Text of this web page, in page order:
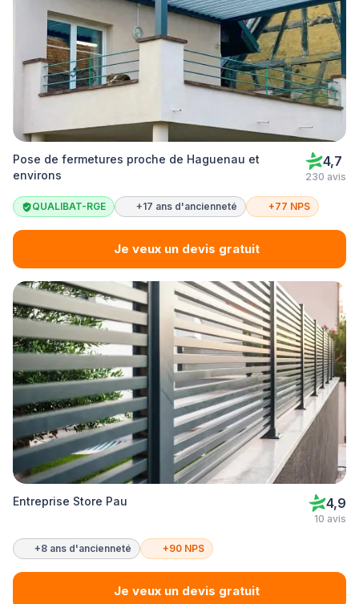
Pose de fermetures proche de Haguenau et
environs
4,7
230 avis
QUALIBAT-RGE +17 ans d'ancienneté +77 NPS
Je veux un devis gratuit
Entreprise Store Pau 4,9
10 avis
+8 ans d'ancienneté +90 NPS
Je veux un devis gratuit